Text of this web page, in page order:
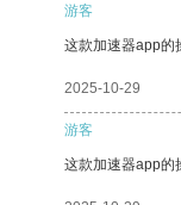
游客
这款加速器app的
2025-10-29
游客
这款加速器app的